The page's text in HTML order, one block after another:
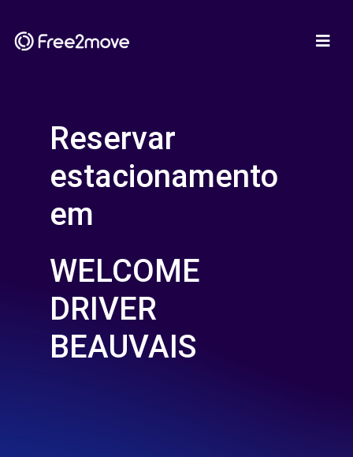
Reservar
estacionamento
em
WELCOME
DRIVER
BEAUVAIS